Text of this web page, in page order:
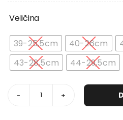
Veličina
39-25,5cm 40-26cm
43-28,5cm
44-29,5cm